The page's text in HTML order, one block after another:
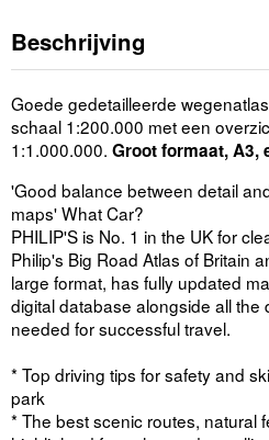
Beschrijving
Goede gedetailleerde
schaal 1:200.000 met een
1:1.000.000. Groot formaat, A3,
'Good balance between detail
maps' What Car?
PHILIP'S is No. 1 in the UK for
Philip's Big Road Atlas of Britain
large format, has fully updated
digital database alongside all the
needed for successful travel.
* Top driving tips for safety and
park
* The best scenic routes, natural